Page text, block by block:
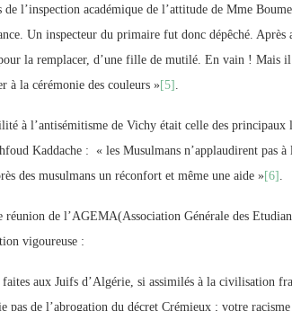
de l’inspection académique de l’attitude de Mme
Un inspecteur du primaire fut donc dépêché.
la remplacer, d’une fille de mutilé. En vain ! Mais
à la cérémonie des couleurs »[5] .
à l’antisémitisme de Vichy était celle des
Kaddache : « les Musulmans n’applaudirent pas
des musulmans un réconfort et même une aide »[6] .
réunion de l’AGEMA(Association Générale des
vigoureuse :
faites aux Juifs d’Algérie, si assimilés à la civilisation
pas de l’abrogation du décret Crémieux ; votre